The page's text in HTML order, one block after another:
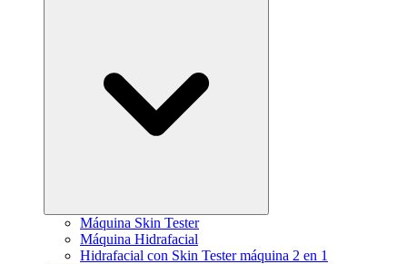
Máquina Skin Tester
Máquina Hidrafacial
Hidrafacial con Skin Tester máquina 2 en 1